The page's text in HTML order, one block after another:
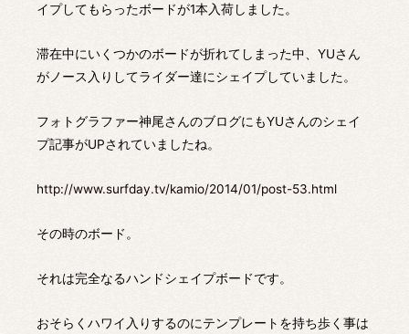
イプしてもらったボードが1本入荷しました。
滞在中にいくつかのボードが折れてしまった中、YUさん
がノース入りしてライダー達にシェイプしていました。
フォトグラファー神尾さんのブログにもYUさんのシェイ
プ記事がUPされていましたね。
http://www.surfday.tv/kamio/2014/01/post-53.html
その時のボード。
それは完全なるハンドシェイプボードです。
おそらくハワイ入りするのにテンプレートを持ち歩く事は